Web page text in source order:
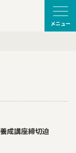
メニュー
成講座締切迫